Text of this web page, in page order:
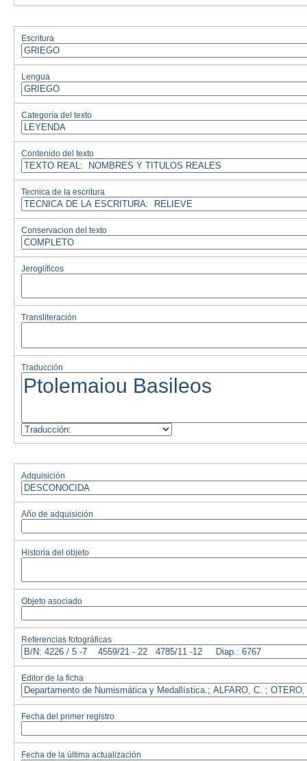
Escritura
Lengua
Categoría del texto
Contenido del texto
Tecnica de la escritura
Conservacion del texto
Jeroglíficos
Transliteración
Traducción
Adquisición
Año de adquisición
Historia del objeto
Objeto asociado
Referencias fotográficas
Editor de la ficha
Fecha del primer registro
Fecha de la última actualización